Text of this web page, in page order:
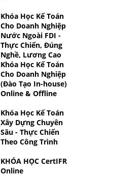
Khóa Học Kế Toán
Cho Doanh Nghiệp
Nước Ngoài FDI -
Thực Chiến, Đúng
Nghề, Lương Cao
Khóa Học Kế Toán
Cho Doanh Nghiệp
(Đào Tạo In-house)
Online & Offline
Khóa Học Kế Toán
Xây Dựng Chuyên
Sâu - Thực Chiến
Theo Công Trình
KHÓA HỌC CertIFR
Online